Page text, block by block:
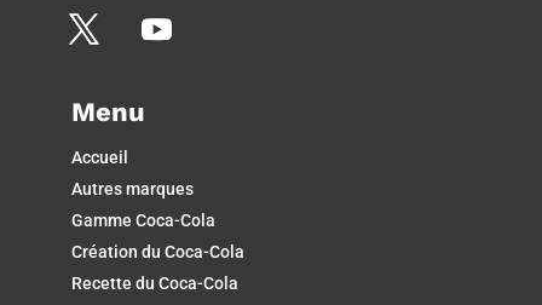
Menu
Accueil
Autres marques
Gamme Coca-Cola
Création du Coca-Cola
Recette du Coca-Cola